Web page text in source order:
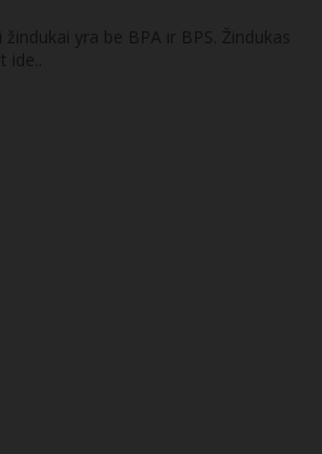
yra be BPA ir BPS. Žindukas